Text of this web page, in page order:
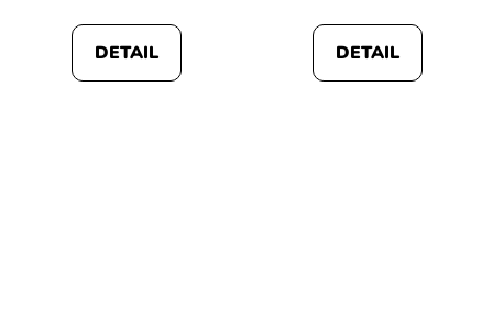
DETAIL DETAIL